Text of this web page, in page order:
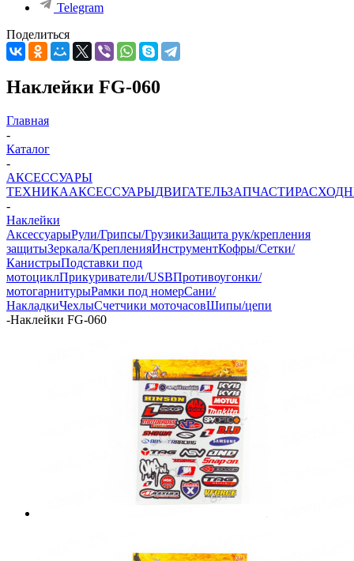
Telegram
Поделиться
Наклейки FG-060
Главная
-
Каталог
-
АКСЕССУАРЫ
ТЕХНИКААКСЕССУАРЫДВИГАТЕЛЬЗАПЧАСТИ
-
Наклейки
АксессуарыРули/Грипсы/ГрузикиЗащита рук/крепления
защитыЗеркала/КрепленияИнструментКофры/Сетки/
КанистрыПодставки под
мотоциклПрикуриватели/USBПротивоугонки/
мотогарнитурыРамки под номерСани/
НакладкиЧехлыСчетчики моточасовШипы/цепи
-Наклейки FG-060